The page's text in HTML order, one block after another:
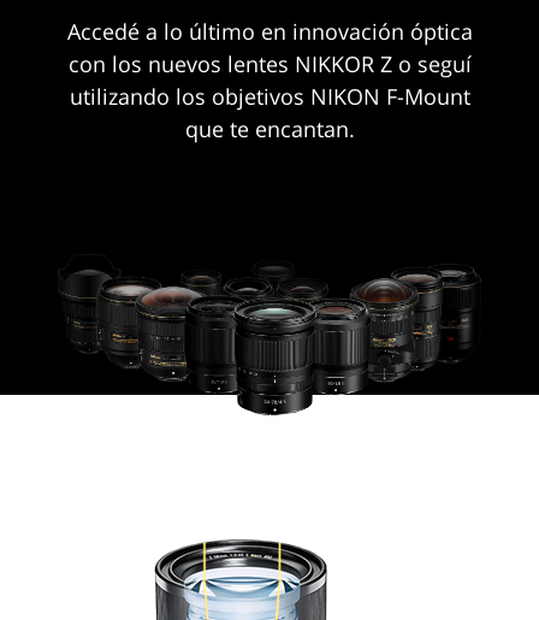
Accedé a lo último en innovación óptica
con los nuevos lentes NIKKOR Z o seguí
utilizando los objetivos NIKON F-Mount
que te encantan.